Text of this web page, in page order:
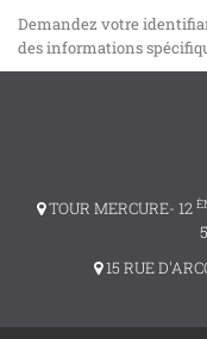
Demandez votre
des informations
TOUR MERCURE- 12
15 RUE